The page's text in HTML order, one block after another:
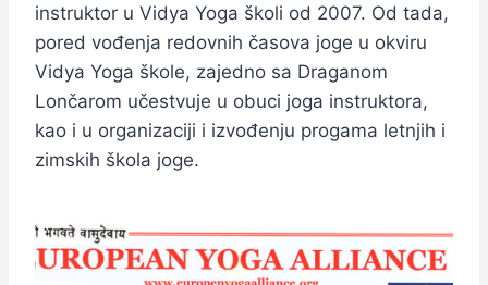
instruktor u Vidya Yoga školi od 2007. Od tada,
pored vođenja redovnih časova joge u okviru
Vidya Yoga škole, zajedno sa Draganom
Lončarom učestvuje u obuci joga instruktora,
kao i u organizaciji i izvođenju progama letnjih i
zimskih škola joge.